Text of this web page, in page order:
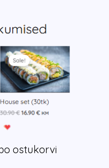
ostukorvi